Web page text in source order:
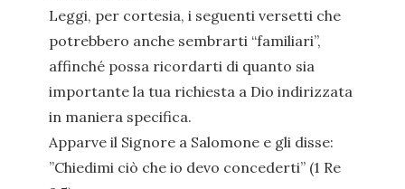
Leggi, per cortesia, i seguenti versetti che
potrebbero anche sembrarti “familiari”,
affinché possa ricordarti di quanto sia
importante la tua richiesta a Dio indirizzata
in maniera specifica.
Apparve il Signore a Salomone e gli disse:
”Chiedimi ciò che io devo concederti” (1 Re